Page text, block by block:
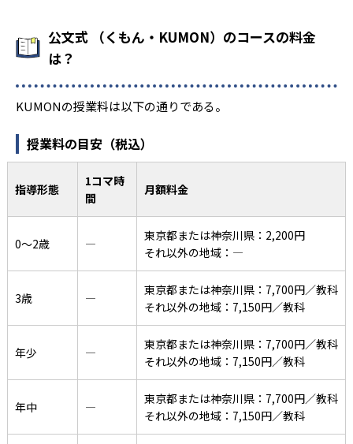
公文式 （くもん・KUMON）のコースの料金
は？
KUMONの授業料は以下の通りである。
授業料の目安（税込）
指導形態
1コマ時
間
月額料金
0〜2歳 ―
東京都または神奈川県：2,200円
それ以外の地域：―
3歳 ―
東京都または神奈川県：7,700円／教科
それ以外の地域：7,150円／教科
年少 ―
東京都または神奈川県：7,700円／教科
それ以外の地域：7,150円／教科
年中 ―
東京都または神奈川県：7,700円／教科
それ以外の地域：7,150円／教科